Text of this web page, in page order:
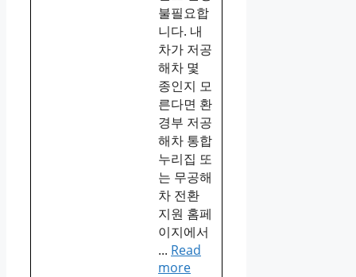
불필요합
니다. 내
차가 저공
해차 몇
종인지 모
른다면 환
경부 저공
해차 통합
누리집 또
는 무공해
차 전환
지원 홈페
이지에서
... Read
more